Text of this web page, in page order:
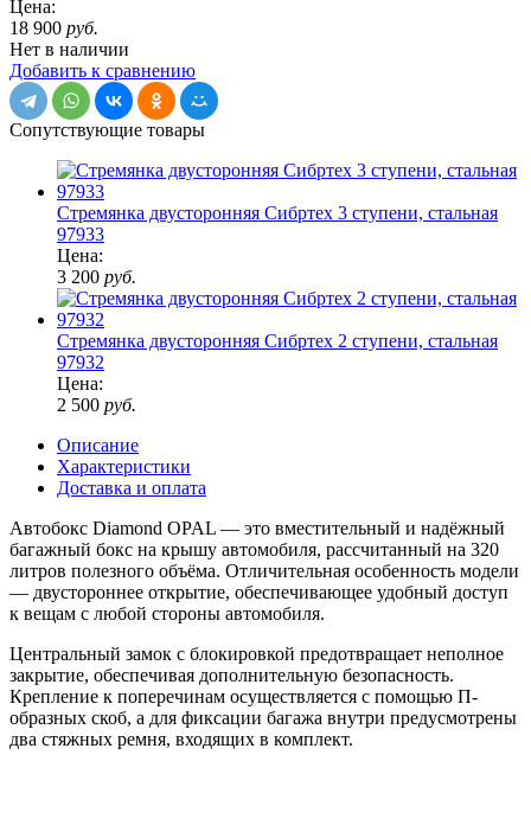
Цена:
18 900 руб.
Нет в наличии
Добавить к сравнению
Сопутствующие товары
Стремянка двусторонняя Сибртех 3 ступени, стальная
97933
Цена:
3 200 руб.
Стремянка двусторонняя Сибртех 2 ступени, стальная
97932
Цена:
2 500 руб.
Описание
Характеристики
Доставка и оплата
Автобокс Diamond OPAL — это вместительный и надёжный
багажный бокс на крышу автомобиля, рассчитанный на 320
литров полезного объёма. Отличительная особенность модели
— двустороннее открытие, обеспечивающее удобный доступ
к вещам с любой стороны автомобиля.
Центральный замок с блокировкой предотвращает неполное
закрытие, обеспечивая дополнительную безопасность.
Крепление к поперечинам осуществляется с помощью П-
образных скоб, а для фиксации багажа внутри предусмотрены
два стяжных ремня, входящих в комплект.